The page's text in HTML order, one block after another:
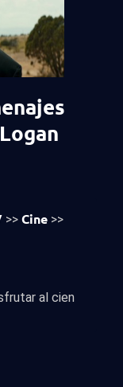
>> Cine >>
al cien